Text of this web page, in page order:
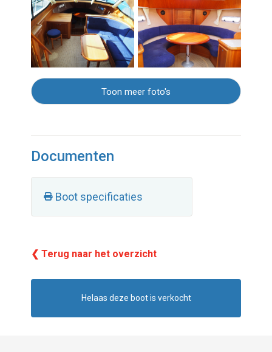
Toon meer foto's
Documenten
Boot specificaties
❮ Terug naar het overzicht
Helaas deze boot is verkocht